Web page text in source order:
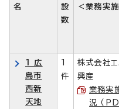
名
設
数
＜業務実
1 広
島市
西新
天地
1
件
株式会社エ
興産
業務実
況 （